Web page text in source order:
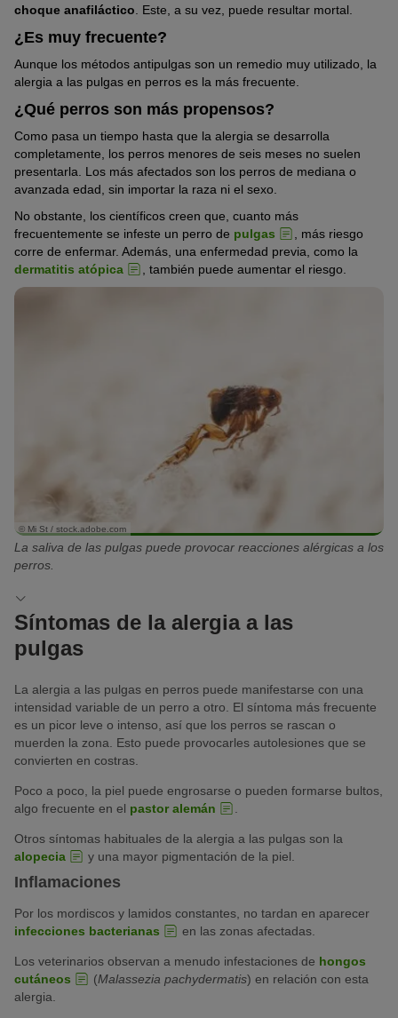
choque anafiláctico . Este, a su vez, puede resultar mortal.
¿Es muy frecuente?
Aunque los métodos antipulgas son un remedio muy utilizado, la
alergia a las pulgas en perros es la más frecuente.
¿Qué perros son más propensos?
Como pasa un tiempo hasta que la alergia se desarrolla
completamente, los perros menores de seis meses no suelen
presentarla. Los más afectados son los perros de mediana o
avanzada edad, sin importar la raza ni el sexo.
No obstante, los científicos creen que, cuanto más
frecuentemente se infeste un perro de pulgas
, más riesgo
corre de enfermar. Además, una enfermedad previa, como la
dermatitis atópica
, también puede aumentar el riesgo.
© Mi St / stock.adobe.com
La saliva de las pulgas puede provocar reacciones alérgicas a los
perros.
Síntomas de la alergia a las
pulgas
La alergia a las pulgas en perros puede manifestarse con una
intensidad variable de un perro a otro. El síntoma más frecuente
es un picor leve o intenso, así que los perros se rascan o
muerden la zona. Esto puede provocarles autolesiones que se
convierten en costras.
Poco a poco, la piel puede engrosarse o pueden formarse bultos,
algo frecuente en el pastor alemán
Otros síntomas habituales de la alergia a las pulgas son la
alopecia
y una mayor pigmentación de la piel.
Inflamaciones
Por los mordiscos y lamidos constantes, no tardan en aparecer
infecciones bacterianas
en las zonas afectadas.
Los veterinarios observan a menudo infestaciones de hongos
cutáneos
(Malassezia pachydermatis) en relación con esta
alergia.